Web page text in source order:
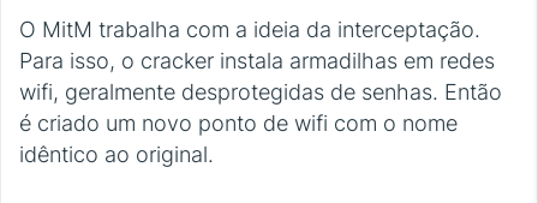
O MitM trabalha com a ideia da interceptação.
Para isso, o cracker instala armadilhas em redes
wifi, geralmente desprotegidas de senhas. Então
é criado um novo ponto de wifi com o nome
idêntico ao original.